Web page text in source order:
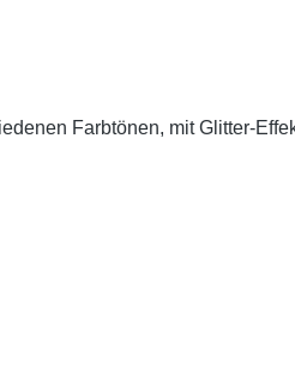
Farbtönen, mit Glitter-